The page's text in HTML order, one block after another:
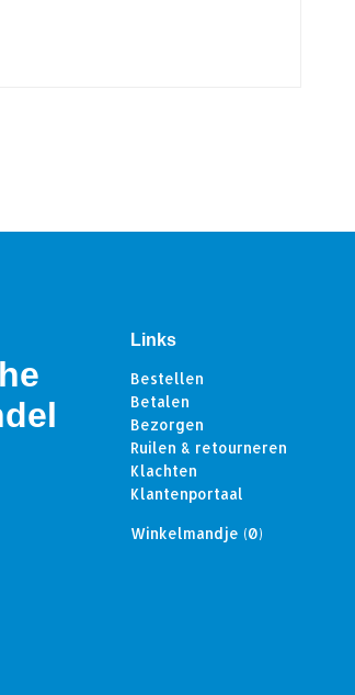
Links
Bestellen
Betalen
Bezorgen
Ruilen & retourneren
Klachten
Klantenportaal
Winkelmandje (0)